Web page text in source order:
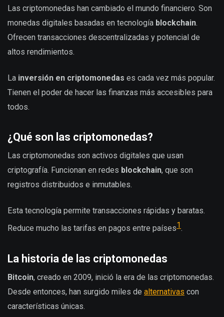
Las criptomonedas han cambiado el mundo financiero. Son
monedas digitales basadas en tecnología blockchain.
Ofrecen transacciones descentralizadas y potencial de
altos rendimientos.
La inversión en criptomonedas es cada vez más popular.
Tienen el poder de hacer las finanzas más accesibles para
todos.
¿Qué son las criptomonedas?
Las criptomonedas son activos digitales que usan
criptografía. Funcionan en redes blockchain, que son
registros distribuidos e inmutables.
Esta tecnología permite transacciones rápidas y baratas.
Reduce mucho las tarifas en pagos entre países1.
La historia de las criptomonedas
Bitcoin, creado en 2009, inició la era de las criptomonedas.
Desde entonces, han surgido miles de alternativas con
características únicas.